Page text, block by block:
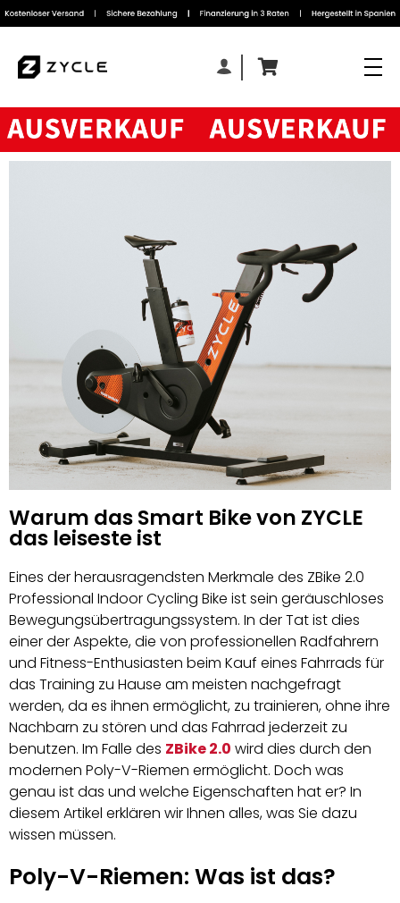
Warum das Smart Bike von ZYCLE
das leiseste ist
Eines der herausragendsten Merkmale des ZBike 2.0
Professional Indoor Cycling Bike ist sein geräuschloses
Bewegungsübertragungssystem. In der Tat ist dies
einer der Aspekte, die von professionellen Radfahrern
und Fitness-Enthusiasten beim Kauf eines Fahrrads für
das Training zu Hause am meisten nachgefragt
werden, da es ihnen ermöglicht, zu trainieren, ohne ihre
Nachbarn zu stören und das Fahrrad jederzeit zu
benutzen. Im Falle des ZBike 2.0 wird dies durch den
modernen Poly-V-Riemen ermöglicht. Doch was
genau ist das und welche Eigenschaften hat er? In
diesem Artikel erklären wir Ihnen alles, was Sie dazu
wissen müssen.
Poly-V-Riemen: Was ist das?